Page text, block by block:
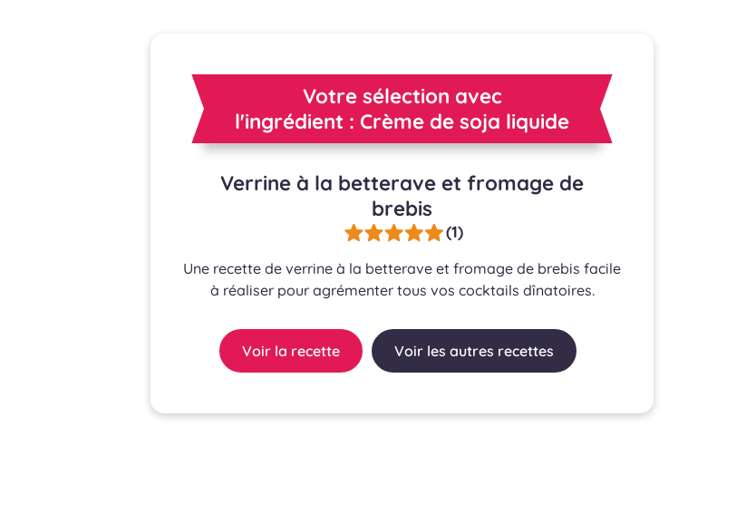
Votre sélection avec
l'ingrédient : Crème de soja liquide
Verrine à la betterave et fromage de
brebis
(1)
Une recette de verrine à la betterave et fromage de brebis facile
à réaliser pour agrémenter tous vos cocktails dînatoires.
Voir la recette Voir les autres recettes